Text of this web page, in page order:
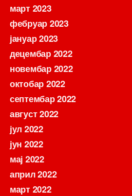
март 2023
фебруар 2023
јануар 2023
децембар 2022
новембар 2022
октобар 2022
септембар 2022
август 2022
јул 2022
јун 2022
мај 2022
април 2022
март 2022